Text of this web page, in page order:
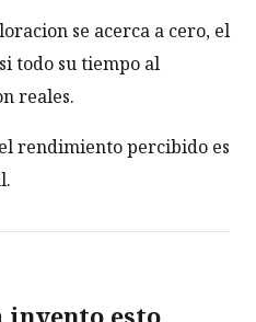
se acerca a cero, el
todo su tiempo al
reales.
rendimiento percibido es